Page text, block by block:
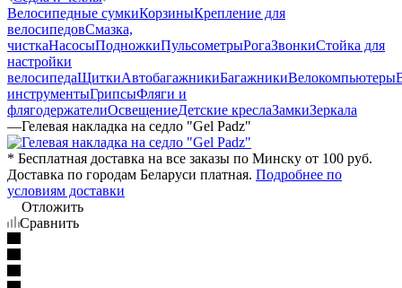
Велосипедные сумкиКорзиныКрепление для
велосипедовСмазка,
чисткаНасосыПодножкиПульсометрыРогаЗвонкиСтойка для
настройки
велосипедаЩиткиАвтобагажникиБагажникиВелокомпьютеры
инструментыГрипсыФляги и
флягодержателиОсвещениеДетские креслаЗамкиЗеркала
—Гелевая накладка на седло "Gel Padz"
* Бесплатная доставка на все заказы по Минску от 100 руб.
Доставка по городам Беларуси платная. Подробнее по
условиям доставки
Отложить
Сравнить